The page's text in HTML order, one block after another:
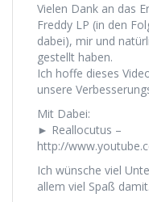
Vielen Dank an das
Freddy LP (in den
dabei), mir und
gestellt haben.
Ich hoffe dieses
unsere
Mit Dabei:
► Reallocutus –
http://
Ich wünsche viel
allem viel Spaß damit.